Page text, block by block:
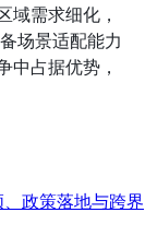
域需求细化，
场景适配能力
中占据优势，
政策落地与跨界